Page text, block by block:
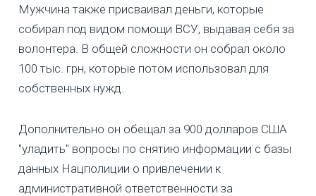
Мужчина также присваивал деньги, которые
собирал под видом помощи ВСУ, выдавая себя за
волонтера. В общей сложности он собрал около
100 тыс. грн, которые потом использовал для
собственных нужд.
Дополнительно он обещал за 900 долларов США
"уладить" вопросы по снятию информации с базы
данных Нацполиции о привлечении к
административной ответственности за